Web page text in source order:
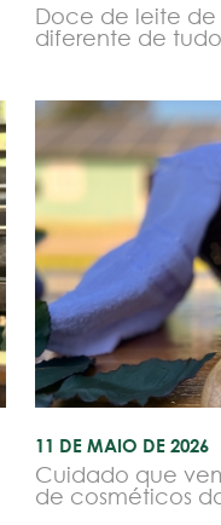
Doce de leite
diferente de tudo
11 DE MAIO DE 2026
Cuidado que
de cosméticos